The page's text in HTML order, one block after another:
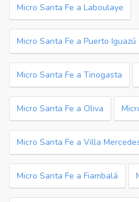
Micro Santa Fe a Laboulaye
Micro Santa Fe a Puerto Iguazú
Micro Santa Fe a Tinogasta
Micro Santa Fe a Oliva
Micro Santa Fe a Villa
Micro Santa Fe a Fiambalá